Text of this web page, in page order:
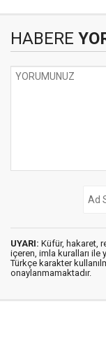
HABERE
UYARI: Küfür, hakaret,
içeren, imla kuralları ile
Türkçe karakter
onaylanmamaktadır.